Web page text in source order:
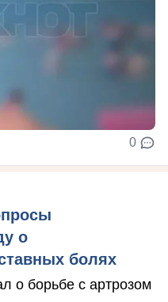
0
о
болях
о борьбе с артрозом